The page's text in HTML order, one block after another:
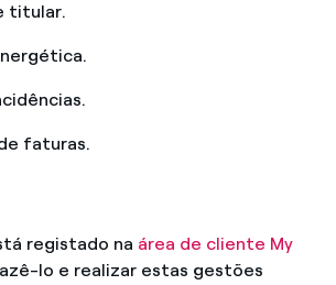
titular.
faturas.
registado na área de cliente My
lo e realizar estas gestões